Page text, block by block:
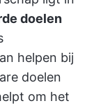
doelen
helpen bij
doelen
om het